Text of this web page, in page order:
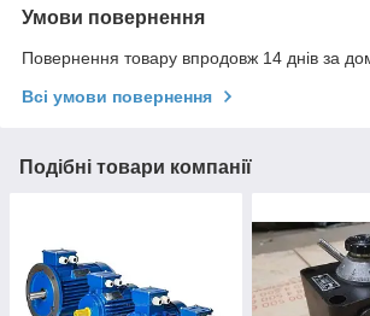
Умови повернення
Повернення товару впродовж 14 днів за
Всі умови повернення
Подібні товари компанії